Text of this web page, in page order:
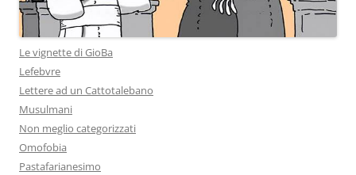
Le vignette di GioBa
Lefebvre
Lettere ad un Cattotalebano
Musulmani
Non meglio categorizzati
Omofobia
Pastafarianesimo